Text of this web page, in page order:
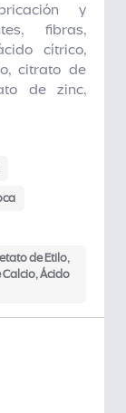
y
fibras,
cítrico,
citrato de
de zinc,
de Etilo,
Ácido